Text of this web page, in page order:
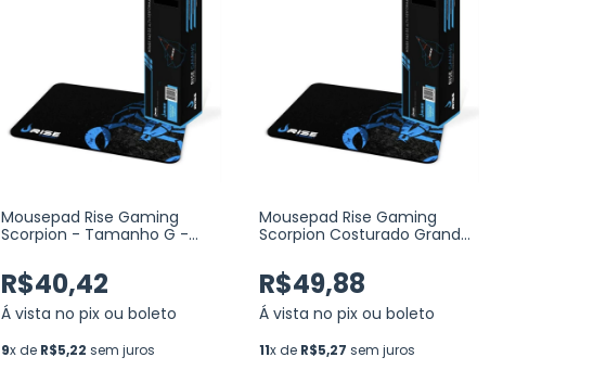
Mousepad Rise Gaming
Scorpion - Tamanho G -
R$40,42
Á vista no pix ou boleto
9x de R$5,22 sem juros
Mousepad Rise Gaming
Scorpion Costurado Grande
R$49,88
Á vista no pix ou boleto
11x de R$5,27 sem juros